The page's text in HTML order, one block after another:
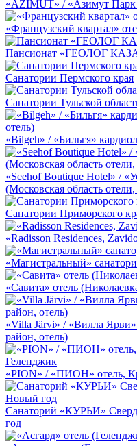
«AZIMUT» / «Азимут Парк
«Французский квартал»
Пансионат «ГЕОЛОГ
Санатории Пермского края
Санатории Тульской
«Bilgeh» / «Бильгя»
«Seehof Boutique Hotel» /
(Московская область отели,
Санатории Приморского
«Radisson Residences,
«Магистральный»
«Савита» отель
«Villa Järvi» / «Вилла
район, отель)
«PION» / «ПИОН» отель,
Санаторий «КУРЬИ»
год